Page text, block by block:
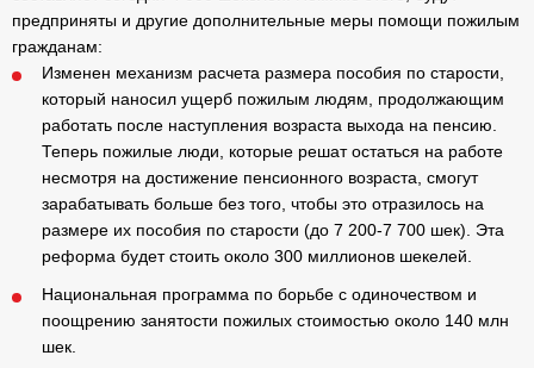
предприняты и другие дополнительные меры помощи пожилым
гражданам:
Изменен механизм расчета размера пособия по старости,
который наносил ущерб пожилым людям, продолжающим
работать после наступления возраста выхода на пенсию.
Теперь пожилые люди, которые решат остаться на работе
несмотря на достижение пенсионного возраста, смогут
зарабатывать больше без того, чтобы это отразилось на
размере их пособия по старости (до 7 200-7 700 шек). Эта
реформа будет стоить около 300 миллионов шекелей.
Национальная программа по борьбе с одиночеством и
поощрению занятости пожилых стоимостью около 140 млн
шек.